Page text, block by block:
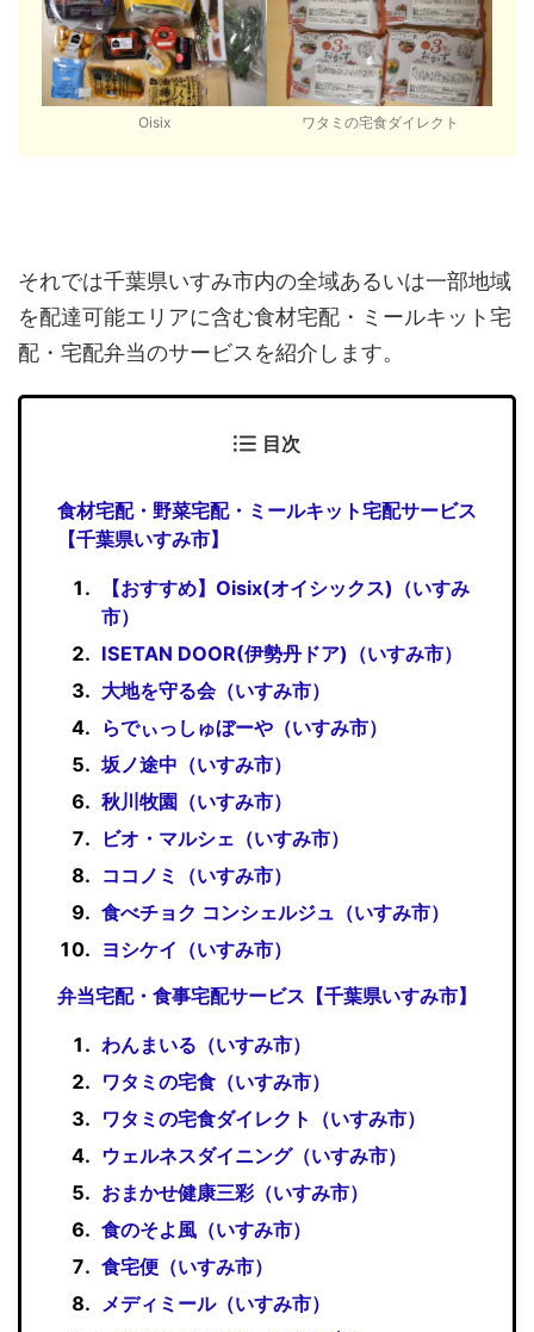
Oisix ワタミの宅食ダイレクト
それでは千葉県いすみ市内の全域あるいは一部地域
を配達可能エリアに含む食材宅配・ミールキット宅
配・宅配弁当のサービスを紹介します。
目次
食材宅配・野菜宅配・ミールキット宅配サービス
【千葉県いすみ市】
【おすすめ】Oisix(オイシックス)（いすみ
市）
ISETAN DOOR(伊勢丹ドア)（いすみ市）
大地を守る会（いすみ市）
らでぃっしゅぼーや（いすみ市）
坂ノ途中（いすみ市）
秋川牧園（いすみ市）
ビオ・マルシェ（いすみ市）
ココノミ（いすみ市）
食べチョク コンシェルジュ（いすみ市）
ヨシケイ（いすみ市）
弁当宅配・食事宅配サービス【千葉県いすみ市】
わんまいる（いすみ市）
ワタミの宅食（いすみ市）
ワタミの宅食ダイレクト（いすみ市）
ウェルネスダイニング（いすみ市）
おまかせ健康三彩（いすみ市）
食のそよ風（いすみ市）
食宅便（いすみ市）
メディミール（いすみ市）